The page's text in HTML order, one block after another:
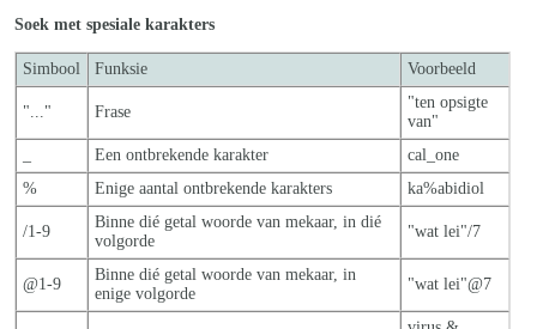
Soek met spesiale karakters
Simbool Funksie Voorbeeld
"..." Frase
"ten opsigte
van"
Een ontbrekende karakter
cal_one
%
Enige aantal ontbrekende karakters ka%abidiol
/1-9
Binne dié getal woorde van mekaar, in dié
volgorde
"wat lei"/7
@1-9
Binne dié getal woorde van mekaar, in
enige volgorde
"wat lei"@7